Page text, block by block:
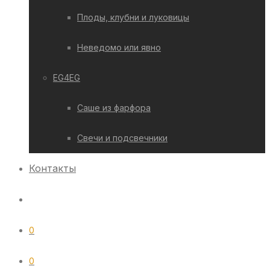
Плоды, клубни и луковицы
Неведомо или явно
EG4EG
Саше из фарфора
Свечи и подсвечники
Контакты
0
0